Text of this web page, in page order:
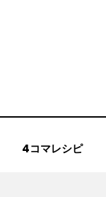
4コマレシピ